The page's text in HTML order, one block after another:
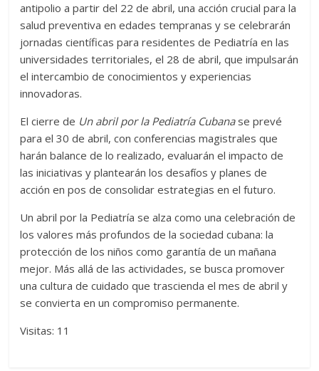
antipolio a partir del 22 de abril, una acción crucial para la
salud preventiva en edades tempranas y se celebrarán
jornadas científicas para residentes de Pediatría en las
universidades territoriales, el 28 de abril, que impulsarán
el intercambio de conocimientos y experiencias
innovadoras.
El cierre de Un abril por la Pediatría Cubanase prevé
para el 30 de abril, con conferencias magistrales que
harán balance de lo realizado, evaluarán el impacto de
las iniciativas y plantearán los desafíos y planes de
acción en pos de consolidar estrategias en el futuro.
Un abril por la Pediatría se alza como una celebración de
los valores más profundos de la sociedad cubana: la
protección de los niños como garantía de un mañana
mejor. Más allá de las actividades, se busca promover
una cultura de cuidado que trascienda el mes de abril y
se convierta en un compromiso permanente.
Visitas: 11